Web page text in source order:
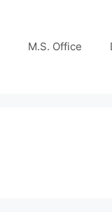
M.S. Office